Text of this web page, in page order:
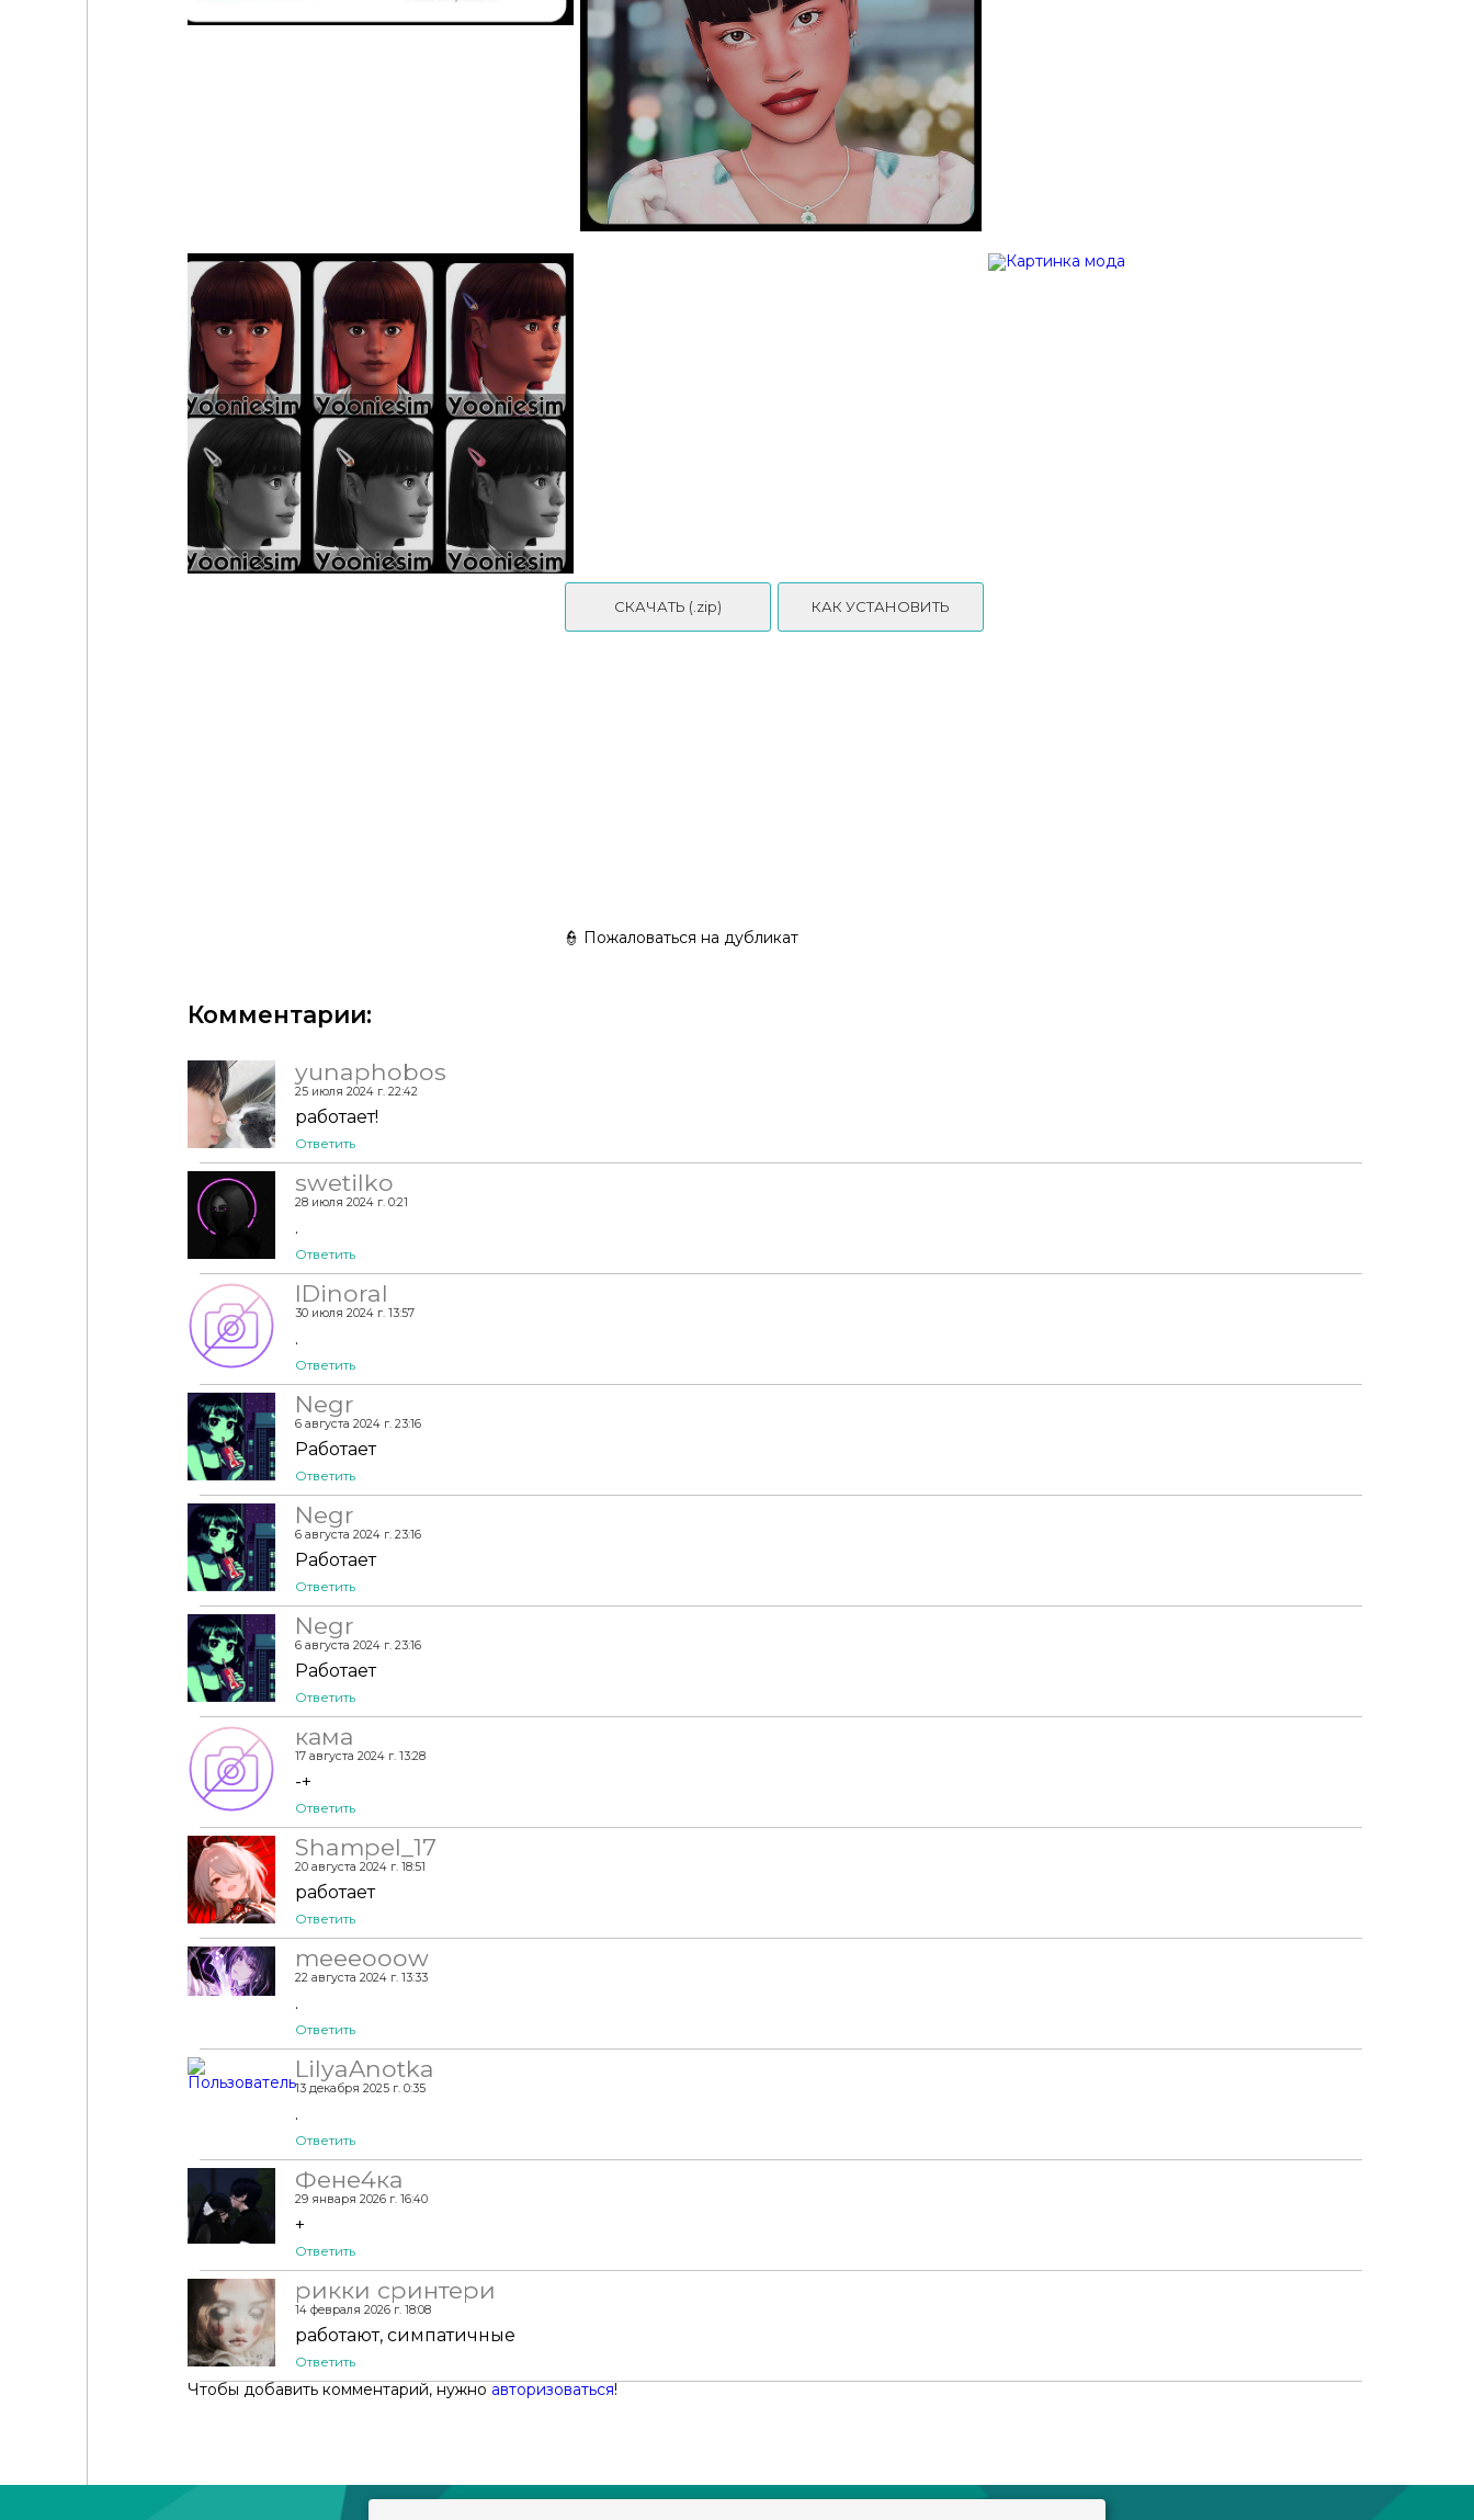
СКАЧАТЬ (.zip) КАК УСТАНОВИТЬ
👮 Пожаловаться на дубликат
Комментарии:
yunaphobos
25 июля 2024 г. 22:42
работает!
Ответить
swetilko
28 июля 2024 г. 0:21
.
Ответить
lDinoral
30 июля 2024 г. 13:57
.
Ответить
Negr
6 августа 2024 г. 23:16
Работает
Ответить
Negr
6 августа 2024 г. 23:16
Работает
Ответить
Negr
6 августа 2024 г. 23:16
Работает
Ответить
кама
17 августа 2024 г. 13:28
-+
Ответить
Shampel_17
20 августа 2024 г. 18:51
работает
Ответить
meeeooow
22 августа 2024 г. 13:33
.
Ответить
LilyaAnotka
13 декабря 2025 г. 0:35
.
Ответить
Фене4ка
29 января 2026 г. 16:40
+
Ответить
рикки сринтери
14 февраля 2026 г. 18:08
работают, симпатичные
Ответить
Чтобы добавить комментарий, нужно авторизоваться!